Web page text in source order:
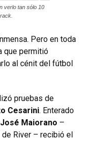
verlo tan sólo 10
Pero en toda
que permitió
al cénit del fútbol
pruebas de
Cesarini. Enterado
José Maiorano –
River – recibió el